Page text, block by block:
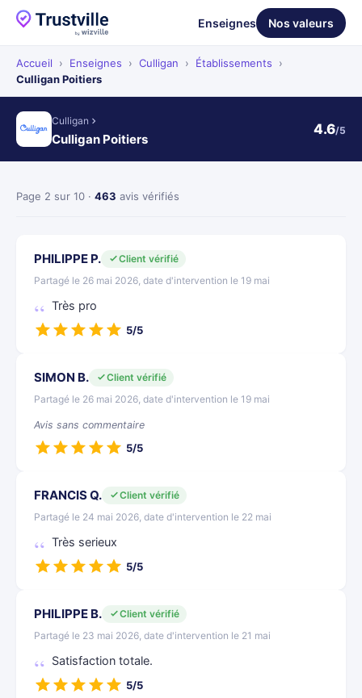
Enseignes Nos valeurs
Accueil › Enseignes › Culligan › Établissements
›
Culligan Poitiers
Culligan
Culligan Poitiers
4.6/5
Page 2 sur 10 · 463 avis vérifiés
PHILIPPE P.
Client vérifié
Partagé le 26 mai 2026, date d'intervention le 19 mai
Très pro
5/5
SIMON B.
Client vérifié
Partagé le 26 mai 2026, date d'intervention le 19 mai
Avis sans commentaire
5/5
FRANCIS Q.
Client vérifié
Partagé le 24 mai 2026, date d'intervention le 22 mai
Très serieux
5/5
PHILIPPE B.
Client vérifié
Partagé le 23 mai 2026, date d'intervention le 21 mai
Satisfaction totale.
5/5